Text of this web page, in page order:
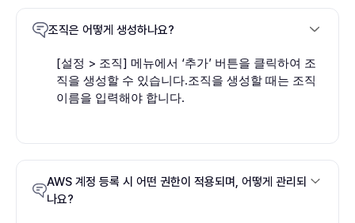
조직은 어떻게 생성하나요?
[설정 > 조직] 메뉴에서 ‘추가’ 버튼을 클릭하여 조
직을 생성할 수 있습니다.조직을 생성할 때는 조직
이름을 입력해야 합니다.
AWS 계정 등록 시 어떤 권한이 적용되며, 어떻게 관리되
나요?